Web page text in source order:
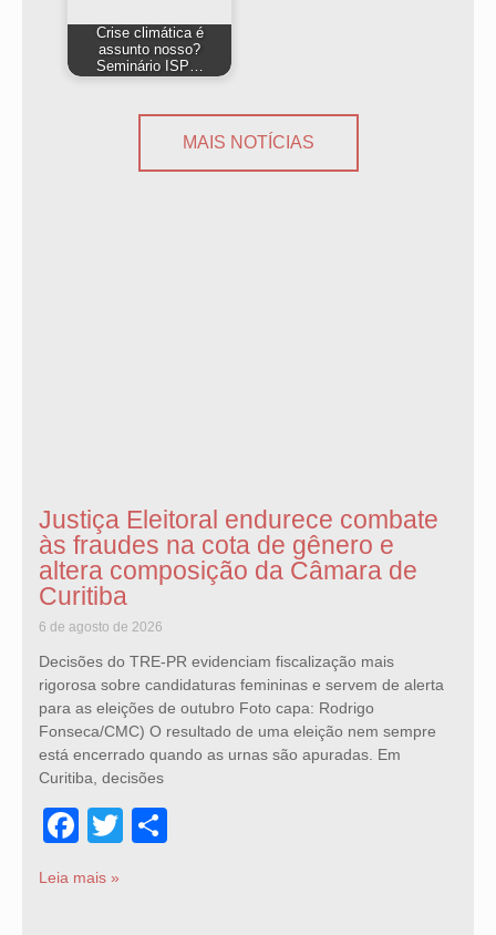
Crise climática é
assunto nosso?
Seminário ISP…
MAIS NOTÍCIAS
Justiça Eleitoral endurece combate
às fraudes na cota de gênero e
altera composição da Câmara de
Curitiba
6 de agosto de 2026
Decisões do TRE-PR evidenciam fiscalização mais
rigorosa sobre candidaturas femininas e servem de alerta
para as eleições de outubro Foto capa: Rodrigo
Fonseca/CMC) O resultado de uma eleição nem sempre
está encerrado quando as urnas são apuradas. Em
Curitiba, decisões
Facebook
Twitter
Leia mais »